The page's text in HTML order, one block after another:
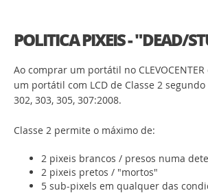
POLITICA PIXEIS - "DEAD/
Ao comprar um portátil no
um portátil com LCD de Classe 2
302, 303, 305, 307:2008.
Classe 2 permite o máximo de:
2 pixeis brancos / presos numa
2 pixeis pretos / "mortos"
5 sub-pixels em qualquer das